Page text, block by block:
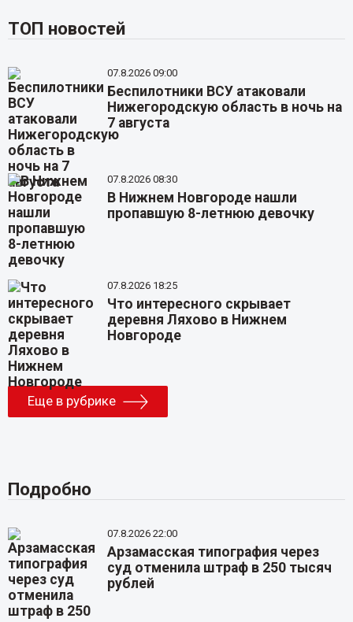
ТОП новостей
07.8.2026 09:00
Беспилотники ВСУ атаковали
Нижегородскую область в ночь на
7 августа
07.8.2026 08:30
В Нижнем Новгороде нашли
пропавшую 8-летнюю девочку
07.8.2026 18:25
Что интересного скрывает
деревня Ляхово в Нижнем
Новгороде
Еще в рубрике
Подробно
07.8.2026 22:00
Арзамасская типография через
суд отменила штраф в 250 тысяч
рублей